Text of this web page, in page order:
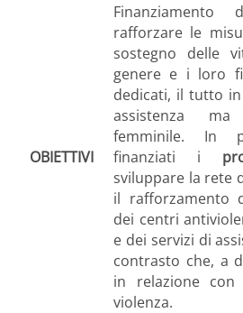
OBIETTIVI
rafforzare le
sostegno delle
genere e i loro
dedicati, il tutto
assistenza
femminile. In
finanziati i
sviluppare la rete
il rafforzamento
dei centri
e dei servizi di
contrasto che, a
in relazione
violenza.